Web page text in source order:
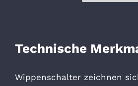
Technische
Wippenschalter zeichnen